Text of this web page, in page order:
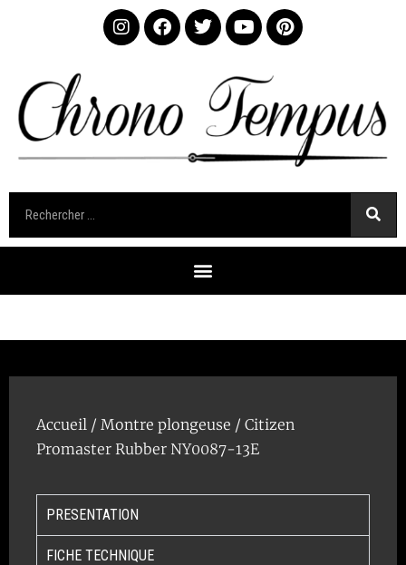
Accueil / Montre plongeuse / Citizen
Promaster Rubber NY0087-13E
PRESENTATION
FICHE TECHNIQUE